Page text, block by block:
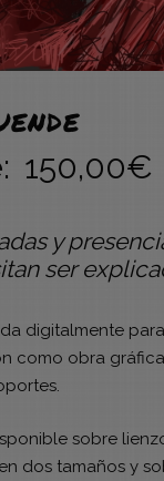
150,00€
y
ser
digitalmente
como obra
sobre
dos tamaños y